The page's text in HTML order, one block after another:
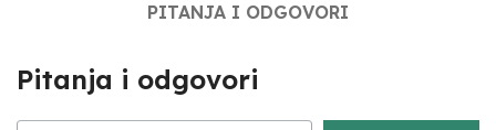
PITANJA I ODGOVORI
Pitanja i odgovori